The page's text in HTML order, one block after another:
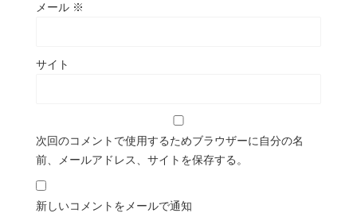
メール ※
サイト
次回のコメントで使用するためブラウザーに自分の名
前、メールアドレス、サイトを保存する。
新しいコメントをメールで通知